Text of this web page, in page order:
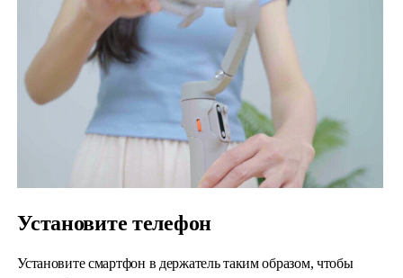
Установите телефон
Установите смартфон в держатель таким образом, чтобы